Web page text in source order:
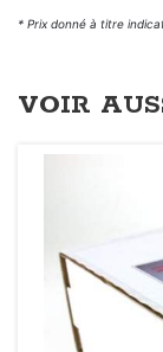
* Prix donné à titre
VOIR